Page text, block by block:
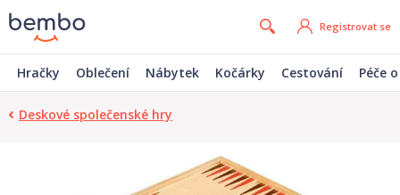
Registrovat se
Hračky Oblečení Nábytek Kočárky Cestování Péče
Deskové společenské hry